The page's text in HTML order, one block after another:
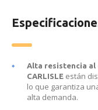
Alta resistencia al
CARLISLE están
lo que garantiza
alta demanda.